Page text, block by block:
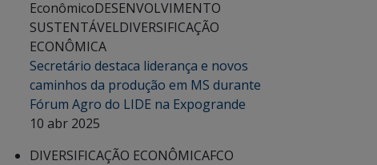
EconômicoDESENVOLVIMENTO
SUSTENTÁVELDIVERSIFICAÇÃO
ECONÔMICA
Secretário destaca liderança e novos
caminhos da produção em MS durante
Fórum Agro do LIDE na Expogrande
10 abr 2025
DIVERSIFICAÇÃO ECONÔMICAFCO